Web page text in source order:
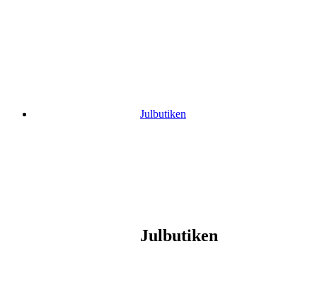
Julbutiken
Julbutiken